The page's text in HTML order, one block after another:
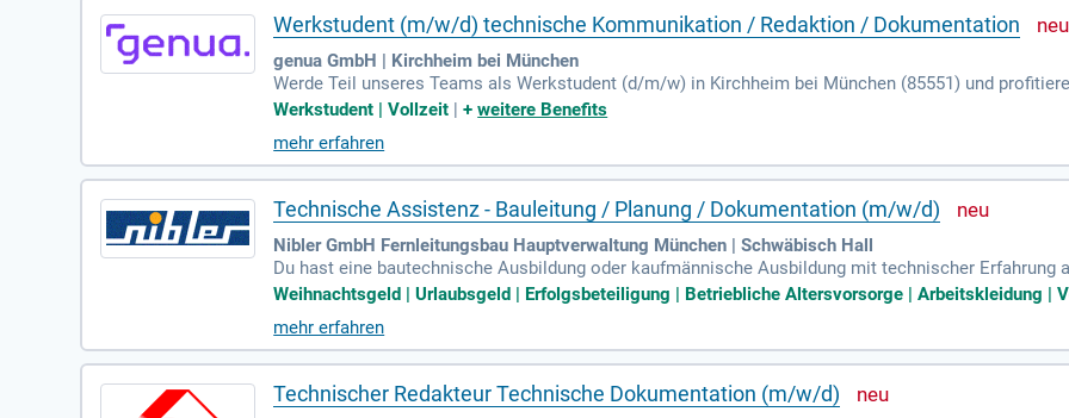
Werkstudent (m/w/d) technische Kommunikation / Redaktion / Dokumentation
genua GmbH | Kirchheim bei München
Werde Teil unseres Teams als Werkstudent (d/m/w) in Kirchheim bei München (85551) und
erfasst und pflegst Blogartikel über technische Themen und recherchierst eigenständig. Dabei
Base sowie die Aktualisierung bestehender Artikel. Du bereitest Kundenprojekte in anschaulichen
lärst komplexe technische Inhalte verständlich. Wenn du in technische Kommunikation oder
Werkstudent | Vollzeit |+weitere Benefits
mehr erfahren
Technische Assistenz - Bauleitung / Planung / Dokumentation (m/w/d)
Nibler GmbH Fernleitungsbau Hauptverwaltung München | Schwäbisch Hall
Du hast eine bautechnische Ausbildung oder kaufmännische Ausbildung mit technischer Erfahrung
n Berufserfahrung im Tiefbau oder Leitungsbau und Fähigkeiten in Excel und Outlook bist du die
n Führerschein der Klasse B ist von Vorteil. Wir bieten 30 Tage bezahlten Urlaub, attraktive
chtsgeld und Urlaubsgeld. Zusätzlich erwarten dich jährliche leistungsabhängige Boni und
Weihnachtsgeld | Urlaubsgeld | Erfolgsbeteiligung | Betriebliche Altersvorsorge | Arbeitskleidung |
mehr erfahren
Technischer Redakteur Technische Dokumentation (m/w/d)